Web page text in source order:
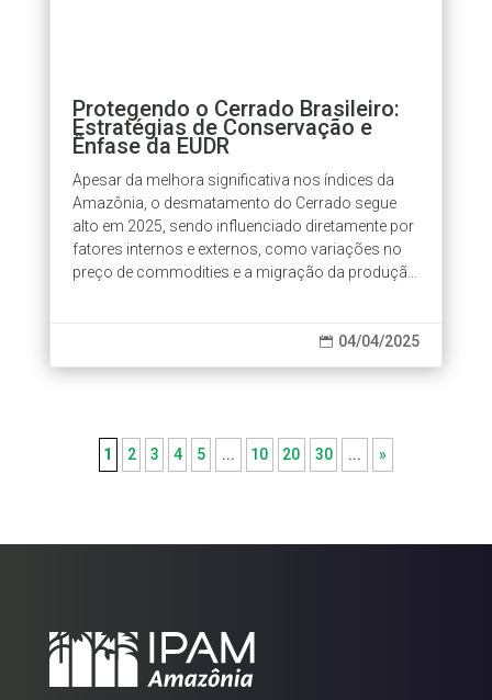
Protegendo o Cerrado Brasileiro:
Estratégias de Conservação e
Ênfase da EUDR
Apesar da melhora significativa nos índices da
Amazônia, o desmatamento do Cerrado segue
alto em 2025, sendo influenciado diretamente por
fatores internos e externos, como variações no
preço de commodities e a migração da produção
 04/04/2025
1 2 3 4 5 ... 10 20 30 ... »